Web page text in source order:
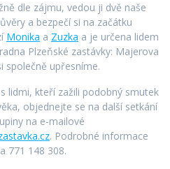
dle zájmu, vedou ji dvě naše
a bezpečí si na začátku
Monika a Zuzka a je určena lidem
Plzeňské zastávky: Majerova
společně upřesníme.
lidmi, kteří zažili podobný smutek
objednejte se na další setkání
na e-mailové
. Podrobné informace
771 148 308.